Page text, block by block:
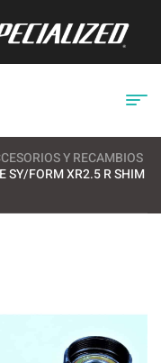
Y RECAMBIOS
SY/FORM XR2.5 R SHIM